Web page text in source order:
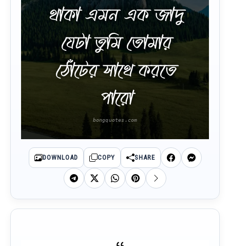
থাকা এমন এক জাদু
যেটা তুমি তোমার
ঠোঁটের সাথে করতে
পারো
DOWNLOAD COPY SHARE